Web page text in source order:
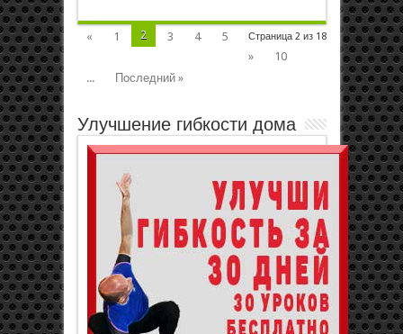
Страница 2 из 18
« 1 2 3 4
5
»
10
...
Последний »
Улучшение гибкости дома